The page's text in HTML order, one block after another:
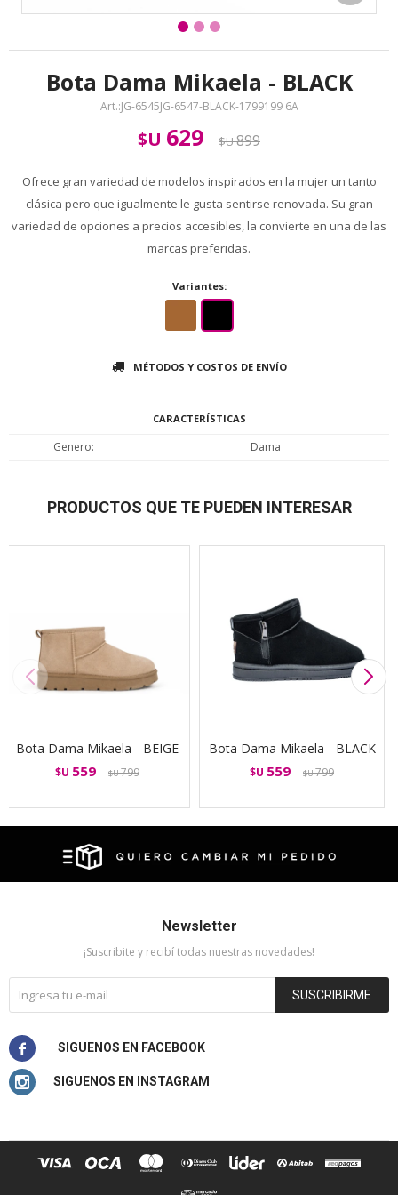
Bota Dama Mikaela - BLACK
JG-6545JG-6547-BLACK-1799199 6A
$U 629 $U899
Ofrece gran variedad de modelos inspirados en la mujer un tanto
clásica pero que igualmente le gusta sentirse renovada. Su gran
variedad de opciones a precios accesibles, la convierte en una de las
marcas preferidas.
Variantes:
MÉTODOS Y COSTOS DE ENVÍO
CARACTERÍSTICAS
Genero Dama
PRODUCTOS QUE TE PUEDEN INTERESAR
Bota Dama Mikaela - BEIGE
$U 559 $U799
Bota Dama Mikaela - BLACK
$U 559 $U799
Newsletter
¡Suscribite y recibí todas nuestras novedades!
SUSCRIBIRME

